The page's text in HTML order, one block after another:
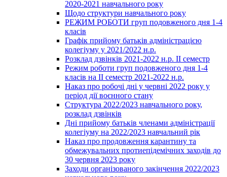
2020-2021 навчального року
Щодо структури навчального року
РЕЖИМ РОБОТИ груп подовженого дня 1-4
класів
Графік прийому батьків адміністрацією
колегіуму у 2021/2022 н.р.
Розклад дзвінків 2021-2022 н.р. ІІ семестр
Режим роботи груп подовженого дня 1-4
класів на ІІ семестр 2021-2022 н.р.
Наказ про робочі дні у червні 2022 року у
період дії воєнного стану
Структура 2022/2023 навчального року,
розклад дзвінків
Дні прийому батьків членами адміністрації
колегіуму на 2022/2023 навчальний рік
Наказ про продовження карантину та
обмежувальних протиепідемічних заходів до
30 червня 2023 року
Заходи організованого закінчення 2022/2023